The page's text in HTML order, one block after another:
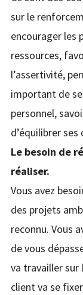
sur le
encourager les
ressources,
l’assertivité,
important de
personnel,
d’équilibrer
Le besoin de
réaliser.
Vous avez
des projets
reconnu. Vous
de vous
va travailler sur
client va se